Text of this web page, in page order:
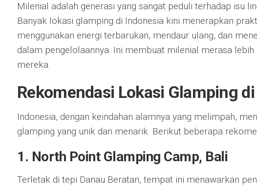
Milenial adalah generasi yang sangat peduli terhadap isu
Banyak lokasi glamping di Indonesia kini menerapkan
menggunakan energi terbarukan, mendaur ulang, dan
dalam pengelolaannya. Ini membuat milenial merasa
mereka.
Rekomendasi Lokasi Glamping
Indonesia, dengan keindahan alamnya yang melimpah,
glamping yang unik dan menarik. Berikut beberapa
1. North Point Glamping Camp, Bali
Terletak di tepi Danau Beratan, tempat ini menawarkan